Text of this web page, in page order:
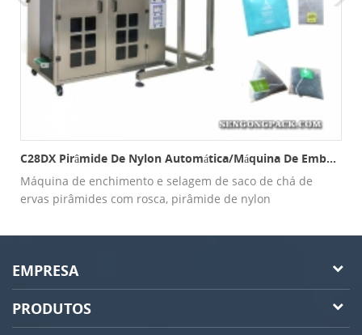
C28DX Pirâmide De Nylon Automática/máquina De Embalagem De Saco Interno E Externo Plano
Máquina de enchimento e selagem de saco de chá de
ervas pirâmides com rosca, pirâmide de nylon
plana
EMPRESA
PRODUTOS